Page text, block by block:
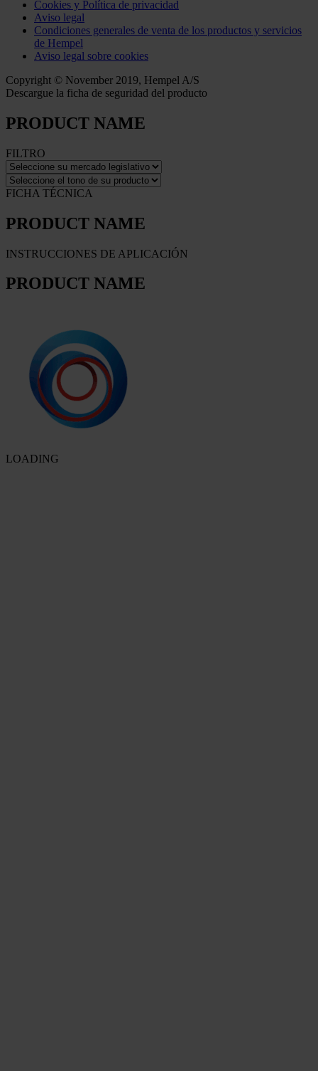
Cookies y Política de privacidad
Aviso legal
Condiciones generales de venta de los productos y servicios
de Hempel
Aviso legal sobre cookies
Copyright © November 2019, Hempel A/S
Descargue la ficha de seguridad del producto
PRODUCT NAME
FILTRO
FICHA TÉCNICA
PRODUCT NAME
INSTRUCCIONES DE APLICACIÓN
PRODUCT NAME
LOADING